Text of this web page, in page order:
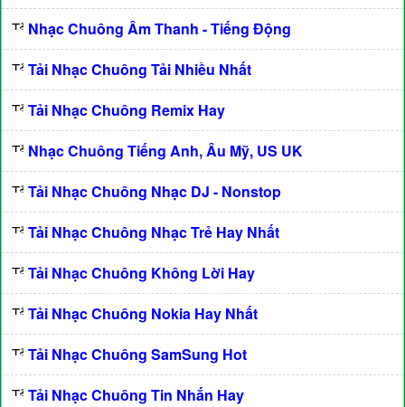
Nhạc Chuông Âm Thanh - Tiếng Động
Tải Nhạc Chuông Tải Nhiều Nhất
Tải Nhạc Chuông Remix Hay
Nhạc Chuông Tiếng Anh, Âu Mỹ, US UK
Tải Nhạc Chuông Nhạc DJ - Nonstop
Tải Nhạc Chuông Nhạc Trẻ Hay Nhất
Tải Nhạc Chuông Không Lời Hay
Tải Nhạc Chuông Nokia Hay Nhất
Tải Nhạc Chuông SamSung Hot
Tải Nhạc Chuông Tin Nhắn Hay